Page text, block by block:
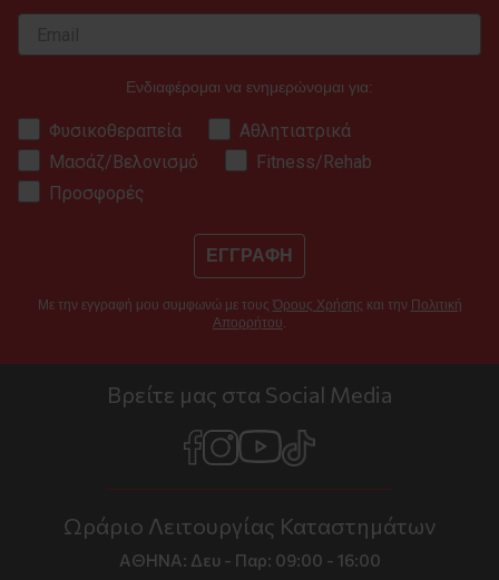
Ενδιαφέρομαι να ενημερώνομαι για:
Φυσικοθεραπεία
Αθλητιατρικά
Μασάζ/Βελονισμό
Fitness/Rehab
Προσφορές
ΕΓΓΡΑΦΗ
Με την εγγραφή μου συμφωνώ με τους Όρους Χρήσης και την Πολιτική
Απορρήτου.
Βρείτε μας στα Social Media
Ωράριο Λειτουργίας Καταστημάτων
ΑΘΗΝΑ: Δευ - Παρ: 09:00 - 16:00